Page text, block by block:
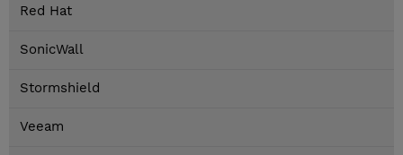
Red Hat
SonicWall
Stormshield
Veeam